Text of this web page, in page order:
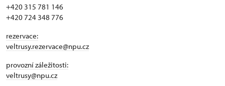
+420 315 781 146
+420 724 348 776
rezervace:
veltrusy.rezervace@npu.cz
provozní záležitosti:
veltrusy@npu.cz